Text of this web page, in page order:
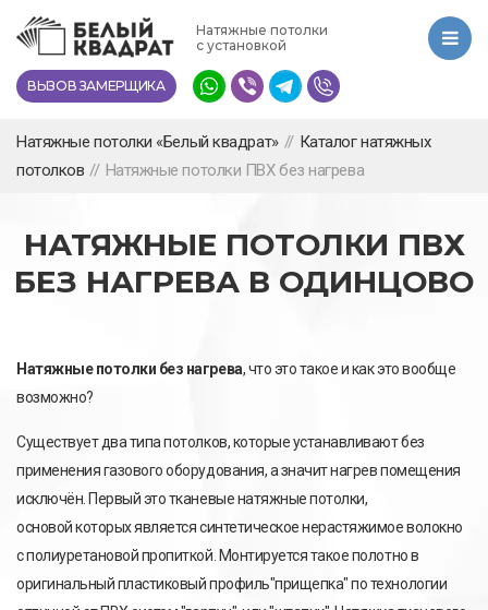
Перейти
основному
содержанию
Натяжные потолки
с установкой
ВЫЗОВ ЗАМЕРЩИКА
Натяжные потолки «Белый квадрат» // Каталог натяжных
потолков // Натяжные потолки ПВХ без нагрева
НАТЯЖНЫЕ ПОТОЛКИ ПВХ
БЕЗ НАГРЕВА В ОДИНЦОВО
Натяжные потолки без нагрева, что это такое и как это вообще
возможно?
Существует два типа потолков, которые устанавливают без
применения газового оборудования, а значит нагрев помещения
исключён. Первый это тканевые натяжные потолки,
основой которых является синтетическое нерастяжимое волокно
с полиуретановой пропиткой. Монтируется такое полотно в
оригинальный пластиковый профиль"прищепка" по технологии